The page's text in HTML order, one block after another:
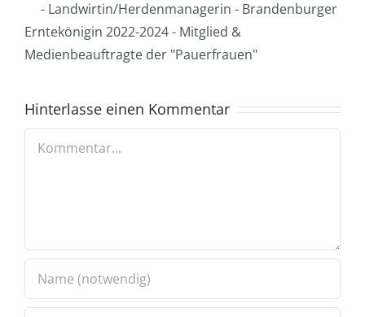
- Landwirtin/Herdenmanagerin - Brandenburger
Erntekönigin 2022-2024 - Mitglied &
Medienbeauftragte der "Pauerfrauen"
Hinterlasse einen Kommentar
Kommentar